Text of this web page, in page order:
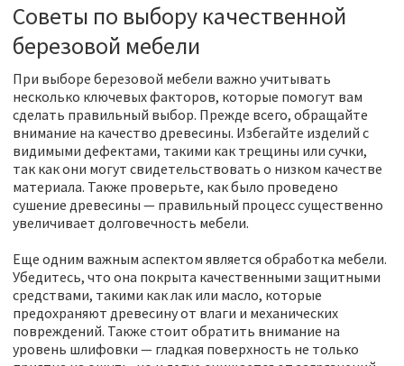
Советы по выбору качественной
березовой мебели
При выборе березовой мебели важно учитывать
несколько ключевых факторов, которые помогут вам
сделать правильный выбор. Прежде всего, обращайте
внимание на качество древесины. Избегайте изделий с
видимыми дефектами, такими как трещины или сучки,
так как они могут свидетельствовать о низком качестве
материала. Также проверьте, как было проведено
сушение древесины — правильный процесс существенно
увеличивает долговечность мебели.
Еще одним важным аспектом является обработка мебели.
Убедитесь, что она покрыта качественными защитными
средствами, такими как лак или масло, которые
предохраняют древесину от влаги и механических
повреждений. Также стоит обратить внимание на
уровень шлифовки — гладкая поверхность не только